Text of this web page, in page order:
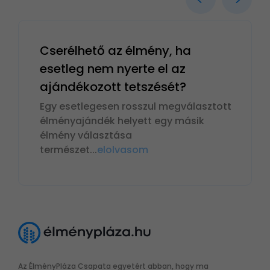
Cserélhető az élmény, ha
esetleg nem nyerte el az
ajándékozott tetszését?
Egy esetlegesen rosszul megválasztott
élményajándék helyett egy másik
élmény választása
természet...elolvasom
Az ÉlményPláza Csapata egyetért abban, hogy ma